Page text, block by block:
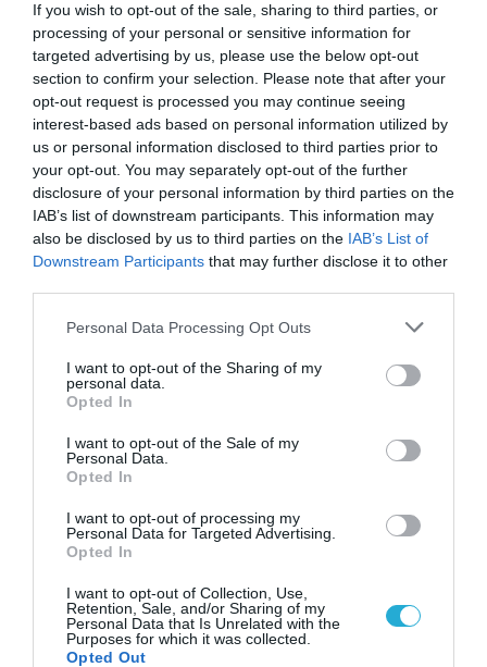
If you wish to opt-out of the sale, sharing to third parties, or
processing of your personal or sensitive information for
targeted advertising by us, please use the below opt-out
section to confirm your selection. Please note that after your
opt-out request is processed you may continue seeing
interest-based ads based on personal information utilized by
us or personal information disclosed to third parties prior to
your opt-out. You may separately opt-out of the further
disclosure of your personal information by third parties on the
IAB’s list of downstream participants. This information may
also be disclosed by us to third parties on the IAB’s List of
Downstream Participants that may further disclose it to other
Please note that this website/app uses one or more Google
not limited to your visit or usage behaviour. You may click to
grant or deny consent to Google and its third-party tags to
use your data for below specified purposes in below Google
consent section.
Personal Data Processing Opt Outs
I want to opt-out of the Sharing of my
personal data.
Opted In
I want to opt-out of the Sale of my
Personal Data.
Opted In
I want to opt-out of processing my
Personal Data for Targeted Advertising.
Opted In
I want to opt-out of Collection, Use,
Retention, Sale, and/or Sharing of my
Personal Data that Is Unrelated with the
Purposes for which it was collected.
Opted Out
στη συνεχή βελτίωση των παραγωγικών
διαδικασιών.
Με τη συγκεκριμένη σειρά, η ΜΑΚΒΕΛ
επιδιώκεινα αποδείξει ότι η καινοτομία
στον τομέα των τροφίμων όταν
συνδυάζεται με την οργάνωση και τη
γνώσηπροσφέρει επιλογές που διατηρούν
τη γευστική ταυτότητα των κλασικών
προϊόντων, ενώ παράλληλα ενσωματώνει
επιστημονικά τεκμηριωμένα διατροφικά
χαρακτηριστικά.
Ακολουθήστε το
Newsκαι μάθετε πρώτοι όλες τις ειδήσεις
TAGS: ΜΑΚΒΕΛ – EURIMAC